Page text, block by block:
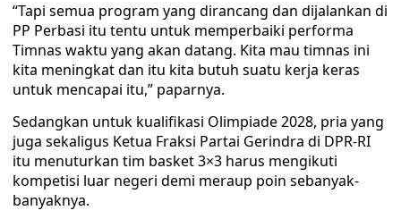
“Tapi semua program yang dirancang dan dijalankan di
PP Perbasi itu tentu untuk memperbaiki performa
Timnas waktu yang akan datang. Kita mau timnas ini
kita meningkat dan itu kita butuh suatu kerja keras
untuk mencapai itu,” paparnya.
Sedangkan untuk kualifikasi Olimpiade 2028, pria yang
juga sekaligus Ketua Fraksi Partai Gerindra di DPR-RI
itu menuturkan tim basket 3×3 harus mengikuti
kompetisi luar negeri demi meraup poin sebanyak-
banyaknya.